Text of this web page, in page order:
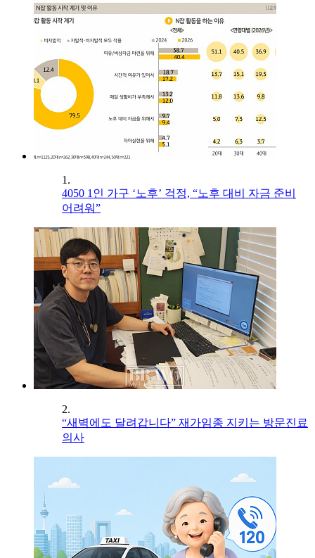
1.
4050 1인 가구 ‘노후’ 걱정, “노후 대비 자금 준비
어려워”
2.
“새벽에도 달려갑니다” 재가임종 지키는 방문진료
의사